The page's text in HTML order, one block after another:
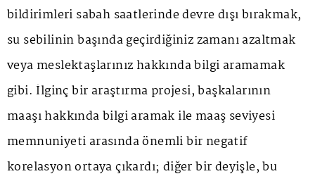
bildirimleri sabah saatlerinde devre dışı bırakmak,
su sebilinin başında geçirdiğiniz zamanı azaltmak
veya meslektaşlarınız hakkında bilgi aramamak
gibi. İlginç bir araştırma projesi, başkalarının
maaşı hakkında bilgi aramak ile maaş seviyesi
memnuniyeti arasında önemli bir negatif
korelasyon ortaya çıkardı; diğer bir deyişle, bu